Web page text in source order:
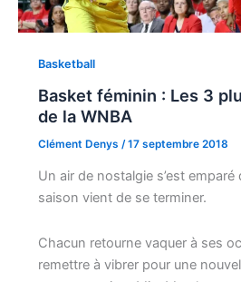
Basketball
Basket féminin : Les 3
de la WNBA
Clément Denys /17 septembre 2018
Un air de nostalgie s’est emparé
saison vient de se terminer.
Chacun retourne vaquer à ses
remettre à vibrer pour une